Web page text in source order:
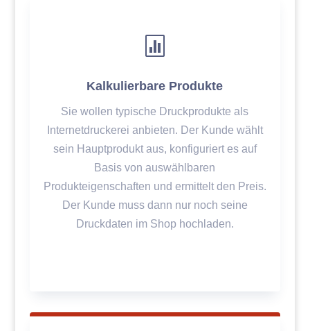

Kalkulierbare Produkte
Sie wollen typische Druckprodukte als
Internetdruckerei anbieten. Der Kunde wählt
sein Hauptprodukt aus, konfiguriert es auf
Basis von auswählbaren
Produkteigenschaften und ermittelt den Preis.
Der Kunde muss dann nur noch seine
Druckdaten im Shop hochladen.